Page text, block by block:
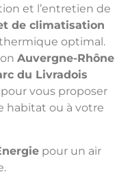
et l’entretien de
de climatisation
optimal.
Auvergne-Rhône
du Livradois
pour vous proposer
habitat ou à votre
pour un air